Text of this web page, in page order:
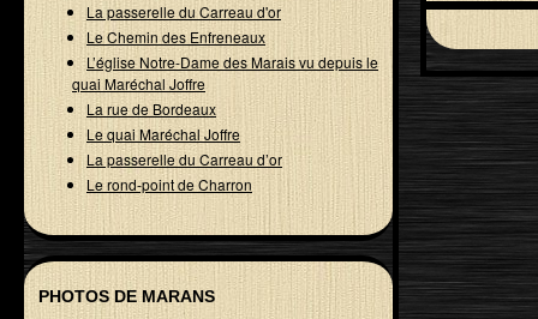
La passerelle du Carreau d'or
Le Chemin des Enfreneaux
L’église Notre-Dame des Marais vu depuis le
quai Maréchal Joffre
La rue de Bordeaux
Le quai Maréchal Joffre
La passerelle du Carreau d’or
Le rond-point de Charron
PHOTOS DE MARANS